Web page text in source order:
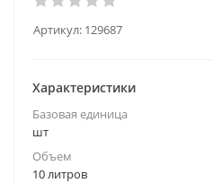
Артикул: 129687
Характеристики
Базовая единица
шт
Объем
10 литров